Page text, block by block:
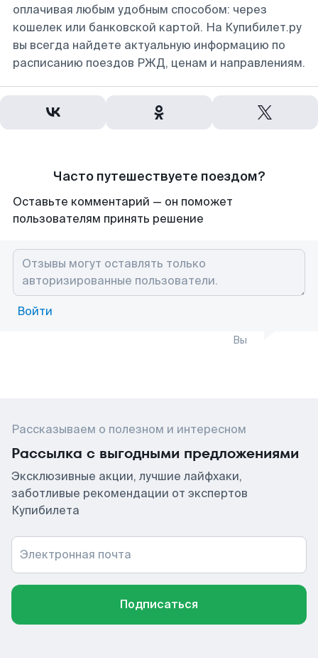
оплачивая любым удобным способом: через
кошелек или банковской картой. На Купибилет.ру
вы всегда найдете актуальную информацию по
расписанию поездов РЖД, ценам и направлениям.
Часто путешествуете поездом?
Оставьте комментарий — он поможет
пользователям принять решение
Войти
Вы
Рассказываем о полезном и интересном
Рассылка с выгодными предложениями
Эксклюзивные акции, лучшие лайфхаки,
заботливые рекомендации от экспертов
Купибилета
Электронная почта
Подписаться